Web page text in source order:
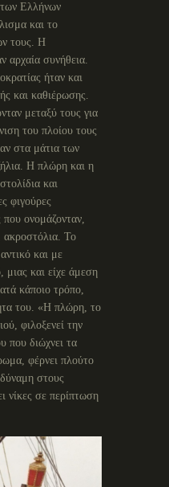
Ελλήνων
και το
τους. Η
αρχαία συνήθεια.
ήταν και
και καθιέρωσης.
μεταξύ τους για
του πλοίου τους
στα μάτια των
Η πλώρη και η
και
φιγούρες
ονομάζονταν,
ακροστόλια. Το
και με
μιας και είχε άμεση
κάποιο τρόπο,
του. «Η πλώρη, το
φιλοξενεί την
που διώχνει τα
φέρνει πλούτο
στους
νίκες σε περίπτωση